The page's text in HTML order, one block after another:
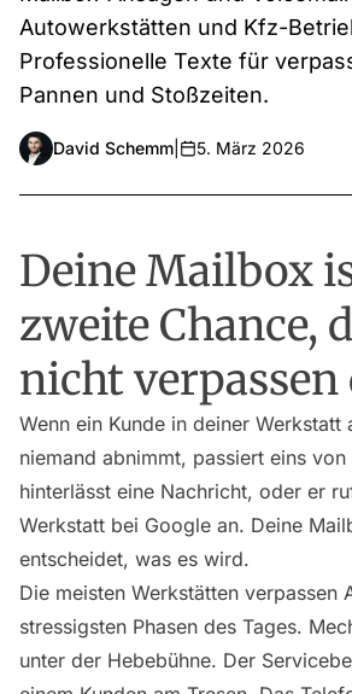
Autowerkstätten und Kfz-
Professionelle Texte für
Pannen und Stoßzeiten.
David Schemm 5. März 2026
Deine Mailbox
zweite Chance,
nicht
Wenn ein Kunde in deiner Werkstatt
niemand abnimmt, passiert eins
hinterlässt eine Nachricht, oder er
Werkstatt bei Google an. Deine
entscheidet, was es wird.
Die meisten Werkstätten verpassen
stressigsten Phasen des Tages.
unter der Hebebühne. Der